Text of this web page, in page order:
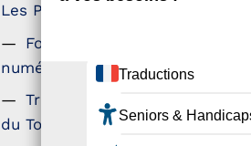
Les Petillantes
Formation Communication
numérique
Trophées Horizons – Acteurs
du Tourisme Durable